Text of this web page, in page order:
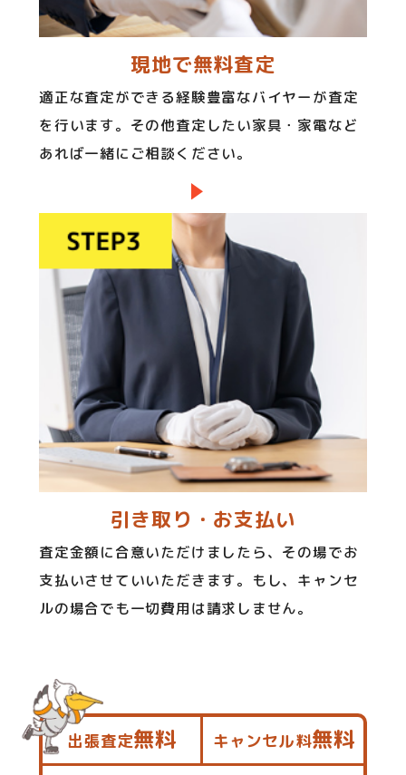
現地で無料査定
適正な査定ができる経験豊富なバイヤーが査定
を行います。その他査定したい家具・家電など
あれば一緒にご相談ください。
引き取り・お支払い
査定金額に合意いただけましたら、その場でお
支払いさせていいただきます。もし、キャンセ
ルの場合でも一切費用は請求しません。
出張査定無料 キャンセル料無料